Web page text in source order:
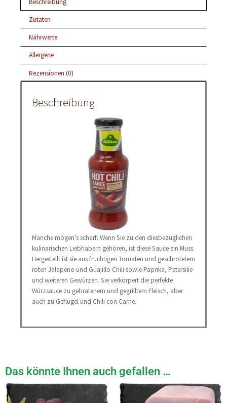
Zutaten
Nährwerte
Allergene
Rezensionen (0)
Beschreibung
Manche mögen’s scharf: Wenn Sie zu den diesbezüglichen
kulinarischen Liebhabern gehören, ist diese Sauce ein Muss.
Hergestellt ist sie aus fruchtigen Tomaten und geschrotetem
roten Jalapeno und Guajillo Chili sowie Paprika, Petersilie
und weiteren Gewürzen. Sie verkörpert die perfekte
Würzsauce zu gebratenem und gegrilltem Fleisch, aber
auch zu Geflügel und Chili con Carne.
Das könnte Ihnen auch gefallen …